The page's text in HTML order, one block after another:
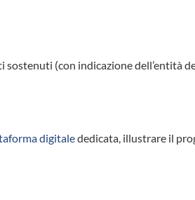
sostenuti (con indicazione dell’entità
digitalededicata, illustrare il